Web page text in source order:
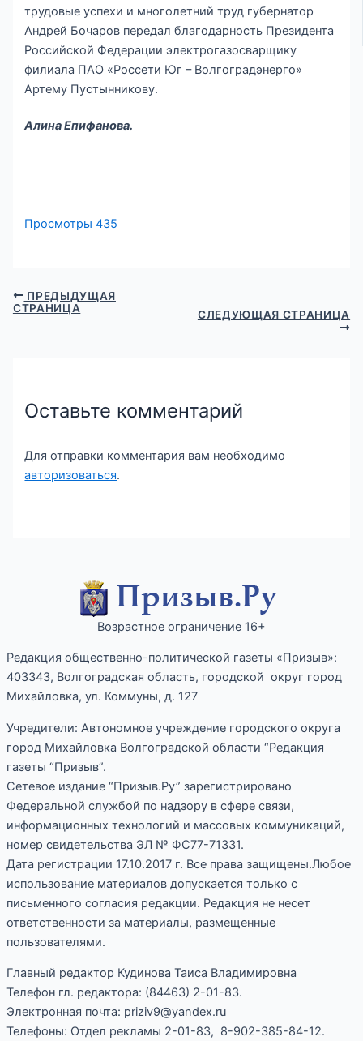
трудовые успехи и многолетний труд губернатор
Андрей Бочаров передал благодарность Президента
Российской Федерации электрогазосварщику
филиала ПАО «Россети Юг – Волгоградэнерго»
Артему Пустынникову.
Алина Епифанова.
Просмотры 435
ПРЕДЫДУЩАЯ
СТРАНИЦА
СЛЕДУЮЩАЯ СТРАНИЦА
Оставьте комментарий
Для отправки комментария вам необходимо
авторизоваться.
Возрастное ограничение 16+
Редакция общественно-политической газеты «Призыв»:
403343, Волгоградская область, городской округ город
Михайловка, ул. Коммуны, д. 127
Учредители: Автономное учреждение городского округа
город Михайловка Волгоградской области “Редакция
газеты “Призыв”.
Сетевое издание “Призыв.Ру” зарегистрировано
Федеральной службой по надзору в сфере связи,
информационных технологий и массовых коммуникаций,
номер свидетельства ЭЛ № ФС77-71331.
Дата регистрации 17.10.2017 г. Все права защищены.Любое
использование материалов допускается только с
письменного согласия редакции. Редакция не несет
ответственности за материалы, размещенные
пользователями.
Главный редактор Кудинова Таиса Владимировна
Телефон гл. редактора: (84463) 2-01-83.
Электронная почта: priziv9@yandex.ru
Телефоны: Отдел рекламы 2-01-83, 8-902-385-84-12.